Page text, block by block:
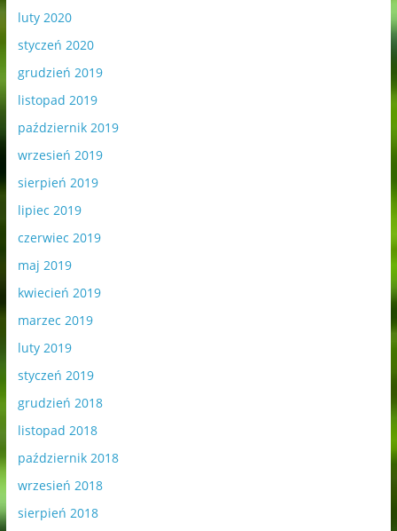
luty 2020
styczeń 2020
grudzień 2019
listopad 2019
październik 2019
wrzesień 2019
sierpień 2019
lipiec 2019
czerwiec 2019
maj 2019
kwiecień 2019
marzec 2019
luty 2019
styczeń 2019
grudzień 2018
listopad 2018
październik 2018
wrzesień 2018
sierpień 2018